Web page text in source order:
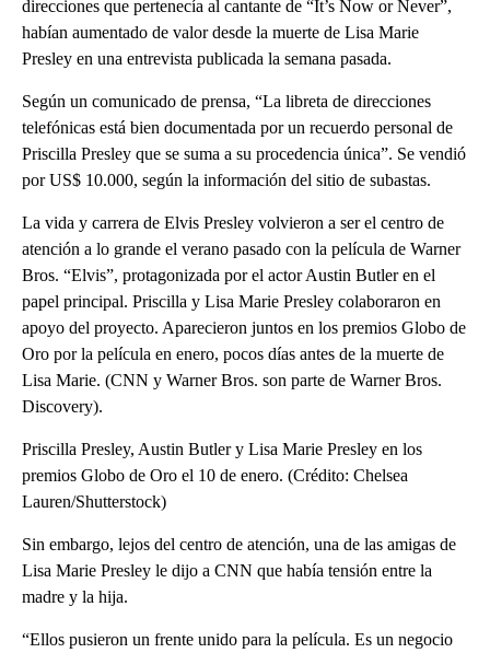
direcciones que pertenecía al cantante de “It’s Now or Never”,
habían aumentado de valor desde la muerte de Lisa Marie
Presley en una entrevista publicada la semana pasada.
Según un comunicado de prensa, “La libreta de direcciones
telefónicas está bien documentada por un recuerdo personal de
Priscilla Presley que se suma a su procedencia única”. Se vendió
por US$ 10.000, según la información del sitio de subastas.
La vida y carrera de Elvis Presley volvieron a ser el centro de
atención a lo grande el verano pasado con la película de Warner
Bros. “Elvis”, protagonizada por el actor Austin Butler en el
papel principal. Priscilla y Lisa Marie Presley colaboraron en
apoyo del proyecto. Aparecieron juntos en los premios Globo de
Oro por la película en enero, pocos días antes de la muerte de
Lisa Marie. (CNN y Warner Bros. son parte de Warner Bros.
Discovery).
Priscilla Presley, Austin Butler y Lisa Marie Presley en los
premios Globo de Oro el 10 de enero. (Crédito: Chelsea
Lauren/Shutterstock)
Sin embargo, lejos del centro de atención, una de las amigas de
Lisa Marie Presley le dijo a CNN que había tensión entre la
madre y la hija.
“Ellos pusieron un frente unido para la película. Es un negocio